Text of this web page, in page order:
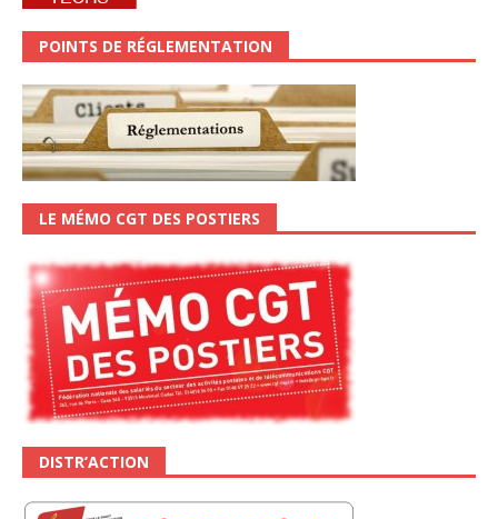
POINTS DE RÉGLEMENTATION
LE MÉMO CGT DES POSTIERS
DISTR’ACTION